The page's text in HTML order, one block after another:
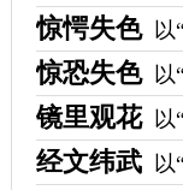
惊愕失色 以
惊恐失色 以
镜里观花 以
经文纬武 以